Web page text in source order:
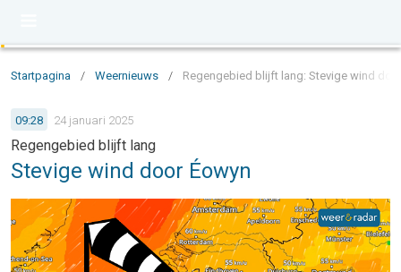
Startpagina / Weernieuws / Regengebied blijft lang: Stevige wind
09:28 24 januari 2025
Regengebied blijft lang
Stevige wind door Éowyn